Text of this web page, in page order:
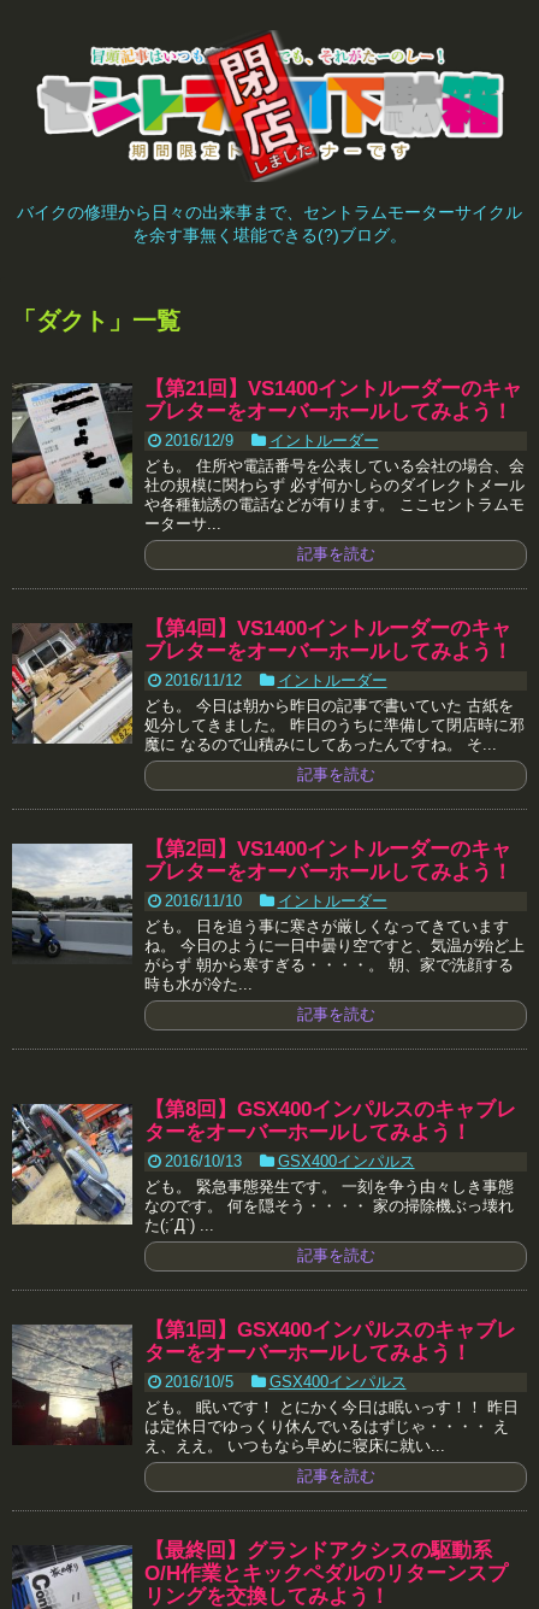
バイクの修理から日々の出来事まで、セントラムモーターサイクル
を余す事無く堪能できる(?)ブログ。
「 ダクト 」 一覧
【第21回】VS1400イントルーダーのキャ
ブレターをオーバーホールしてみよう！
2016/12/9
イントルーダー
ども。 住所や電話番号を公表している会社の場合、会
社の規模に関わらず 必ず何かしらのダイレクトメール
や各種勧誘の電話などが有ります。 ここセントラムモ
ーターサ...
記事を読む
【第4回】VS1400イントルーダーのキャ
ブレターをオーバーホールしてみよう！
2016/11/12
イントルーダー
ども。 今日は朝から昨日の記事で書いていた 古紙を
処分してきました。 昨日のうちに準備して閉店時に邪
魔に なるので山積みにしてあったんですね。 そ...
記事を読む
【第2回】VS1400イントルーダーのキャ
ブレターをオーバーホールしてみよう！
2016/11/10
イントルーダー
ども。 日を追う事に寒さが厳しくなってきています
ね。 今日のように一日中曇り空ですと、気温が殆ど上
がらず 朝から寒すぎる・・・・。 朝、家で洗顔する
時も水が冷た...
記事を読む
【第8回】GSX400インパルスのキャブレ
ターをオーバーホールしてみよう！
2016/10/13
GSX400インパルス
ども。 緊急事態発生です。 一刻を争う由々しき事態
なのです。 何を隠そう・・・・ 家の掃除機ぶっ壊れ
た(;´Д`) ...
記事を読む
【第1回】GSX400インパルスのキャブレ
ターをオーバーホールしてみよう！
2016/10/5
GSX400インパルス
ども。 眠いです！ とにかく今日は眠いっす！！ 昨日
は定休日でゆっくり休んでいるはずじゃ・・・・ え
え、ええ。 いつもなら早めに寝床に就い...
記事を読む
【最終回】グランドアクシスの駆動系
O/H作業とキックペダルのリターンスプ
リングを交換してみよう！